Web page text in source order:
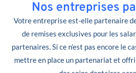
Nos entreprises
Votre entreprise est-elle partenaire
de remises exclusives pour les
partenaires. Si ce n’est pas encore le
mettre en place un partenariat et